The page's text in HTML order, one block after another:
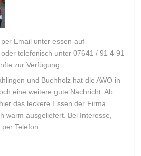
Email unter essen-auf-
telefonisch unter 07641 / 91 4 91
zur Verfügung.
und Buchholz hat die AWO in
eine weitere gute Nachricht. Ab
das leckere Essen der Firma
warm ausgeliefert. Bei Interesse,
Telefon.